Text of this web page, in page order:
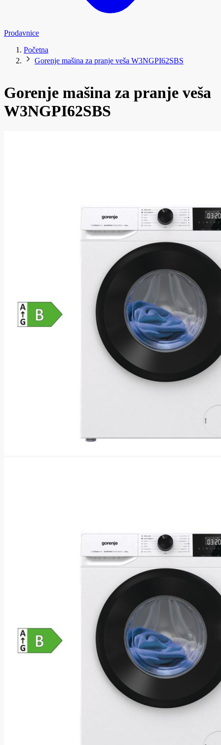
Prodavnice
Početna
Gorenje mašina za pranje veša W3NGPI62SBS
Gorenje mašina za pranje veša
W3NGPI62SBS